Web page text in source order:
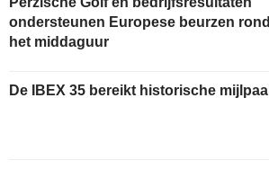
ondersteunen Europese beurzen rond
het middaguur
De IBEX 35 bereikt historische mijlpaal